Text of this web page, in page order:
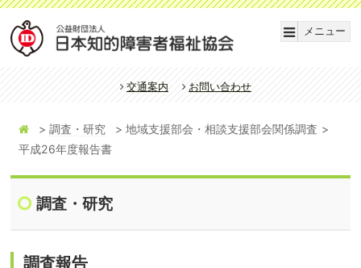
メニュー
交通案内 お問い合わせ
調査・研究
地域支援部会・相談支援部会関係調査
平成26年度報告書
調査・研究
調査報告